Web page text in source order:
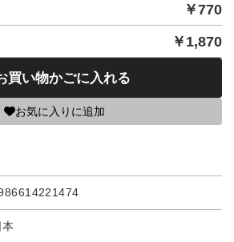
￥770
￥ 1,870
買い物かごに入れる
お気に入りに追加
本